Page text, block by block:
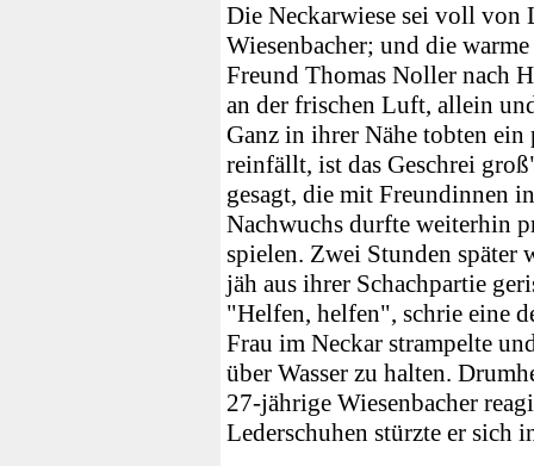
Die Neckarwiese sei voll von
Wiesenbacher; und die
Freund Thomas Noller nach
an der frischen Luft, allein
Ganz in ihrer Nähe tobten ein
reinfällt, ist das Geschrei
gesagt, die mit Freundinnen
Nachwuchs durfte weiterhin
spielen. Zwei Stunden später
jäh aus ihrer Schachpartie
"Helfen, helfen", schrie eine
Frau im Neckar strampelte
über Wasser zu halten.
27-jährige Wiesenbacher
Lederschuhen stürzte er sich